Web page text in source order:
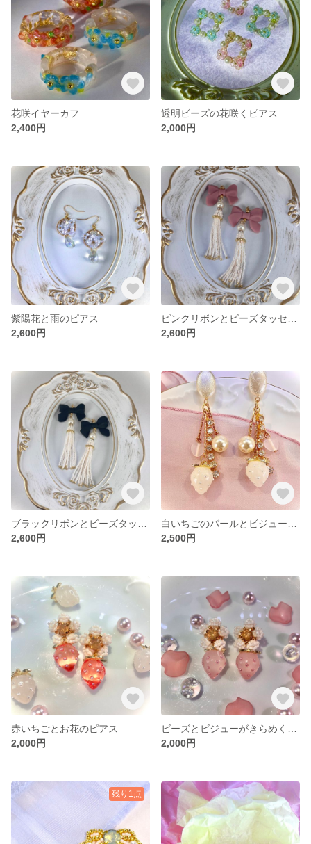
花咲イヤーカフ
2,400円
透明ビーズの花咲くピアス
2,000円
紫陽花と雨のピアス
2,600円
2,600円
2,600円
2,500円
赤いちごとお花のピアス
2,000円
2,000円
残り1点